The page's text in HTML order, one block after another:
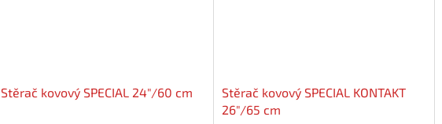
Stěrač kovový SPECIAL 24"/60 cm
Stěrač kovový SPECIAL KONTAKT
26"/65 cm